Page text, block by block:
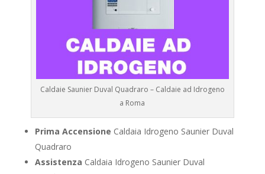
Caldaie Saunier Duval Quadraro – Caldaie ad Idrogeno
a Roma
Prima Accensione Caldaia Idrogeno Saunier Duval
Quadraro
Assistenza Caldaia Idrogeno Saunier Duval